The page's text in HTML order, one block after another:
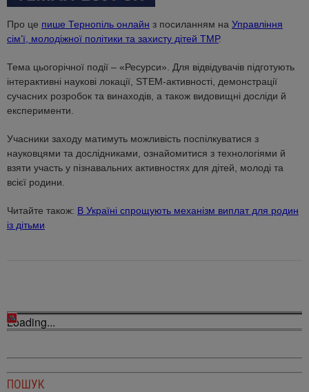
Про це пише Тернопіль онлайн з посиланням на Управління
сімʼї, молодіжної політики та захисту дітей ТМР.
Тема цьогорічної події – «Ресурси». Для відвідувачів підготують
інтерактивні наукові локації, STEM-активності, демонстрації
сучасних розробок та винаходів, а також видовищні досліди й
експерименти.
Учасники заходу матимуть можливість поспілкуватися з
науковцями та дослідниками, ознайомитися з технологіями й
взяти участь у пізнавальних активностях для дітей, молоді та
всієї родини.
Читайте також: В Україні спрощують механізм виплат для родин
із дітьми
Loading...
ПОШУК